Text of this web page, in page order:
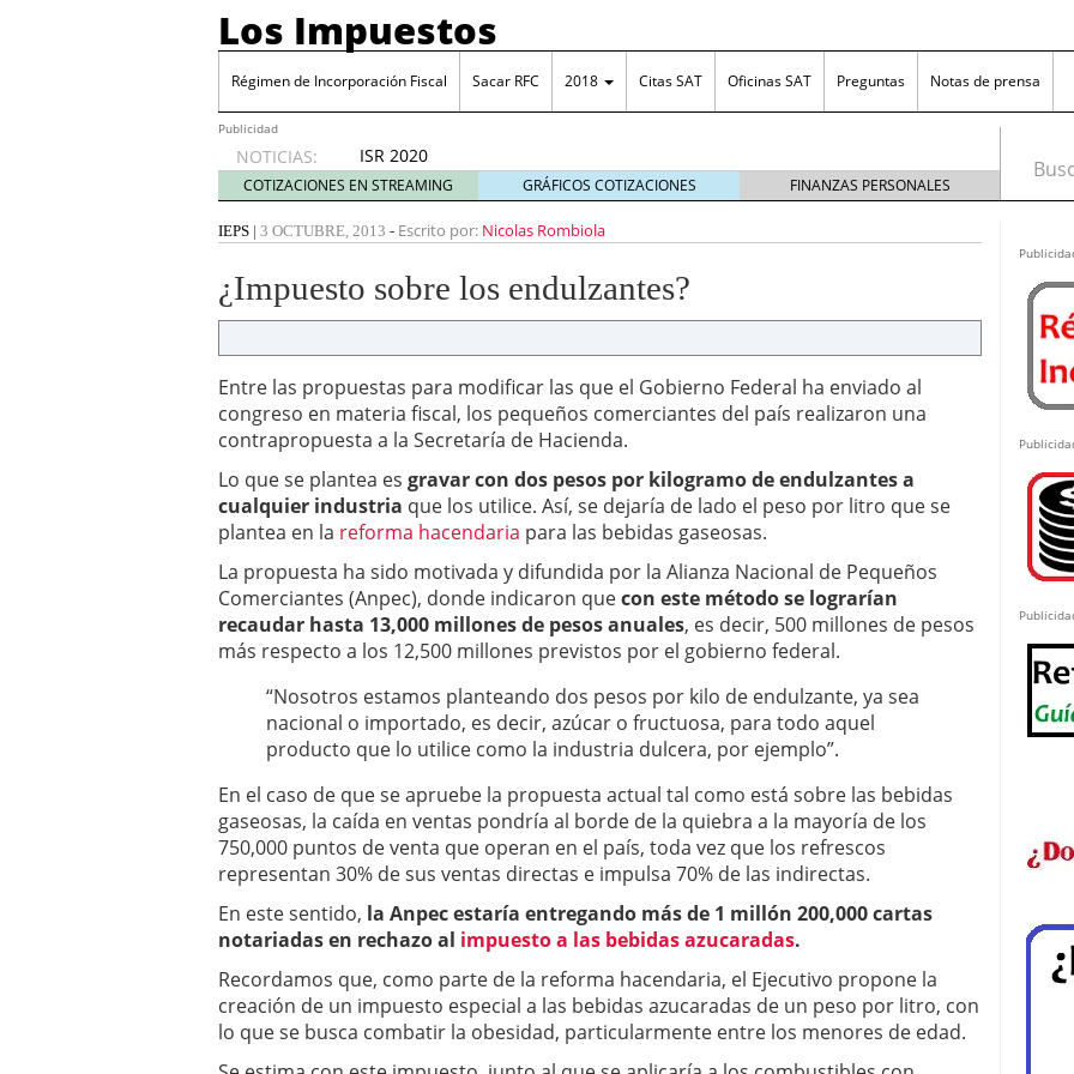
Los Impuestos
Régimen de Incorporación Fiscal Sacar RFC 2018 Citas SAT Oficinas SAT Preguntas Notas de prensa
Publicidad
NOTICIAS:
ISR 2020
diciembre
31, 2019
ISR 2019: Estímulos en zona fronteriza
Sacar RFC ¿Cómo inscribirse en el RFC? febrero 26, 2013
Cinco industrias donde el diseño es tan importante como la funcionalidad
julio 20, 2026
Cuenta financiada trading en México: cómo funciona, cuánto se puede
tiempo de descanso en las empresas junio 18, 2026
Grupak y el análisis de costos ante posibles incrementos en los plásticos
junio 16, 2026
10 Mejores herramientas de editor PDF online
junio 15, 2026
COTIZACIONES EN STREAMING GRÁFICOS COTIZACIONES FINANZAS PERSONALES
IEPS | 3 OCTUBRE, 2013 - Escrito por: Nicolas Rombiola
¿Impuesto sobre los endulzantes?
Entre las propuestas para modificar las que el Gobierno Federal ha enviado al
congreso en materia fiscal, los pequeños comerciantes del país realizaron una
contrapropuesta a la Secretaría de Hacienda.
Lo que se plantea es gravar con dos pesos por kilogramo de endulzantes a
cualquier industria que los utilice. Así, se dejaría de lado el peso por litro que se
plantea en la reforma hacendaria para las bebidas gaseosas.
La propuesta ha sido motivada y difundida por la Alianza Nacional de Pequeños
Comerciantes (Anpec), donde indicaron quecon este método se lograrían
recaudar hasta 13,000 millones de pesos anuales, es decir, 500 millones de pesos
más respecto a los 12,500 millones previstos por el gobierno federal.
“Nosotros estamos planteando dos pesos por kilo de endulzante, ya sea
nacional o importado, es decir, azúcar o fructuosa, para todo aquel
producto que lo utilice como la industria dulcera, por ejemplo”.
En el caso de que se apruebe la propuesta actual tal como está sobre las bebidas
gaseosas, la caída en ventas pondría al borde de la quiebra a la mayoría de los
750,000 puntos de venta que operan en el país, toda vez que los refrescos
representan 30% de sus ventas directas e impulsa 70% de las indirectas.
En este sentido, la Anpec estaría entregando más de 1 millón 200,000 cartas
notariadas en rechazo al impuesto a las bebidas azucaradas.
Recordamos que, como parte de la reforma hacendaria, el Ejecutivo propone la
creación de un impuesto especial a las bebidas azucaradas de un peso por litro, con
lo que se busca combatir la obesidad, particularmente entre los menores de edad.